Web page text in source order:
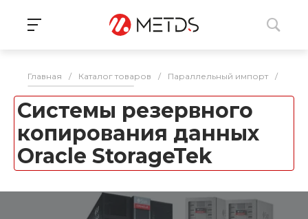
Главная / Каталог товаров / Параллельный импорт /
Системы резервного
копирования данных
Oracle StorageTek